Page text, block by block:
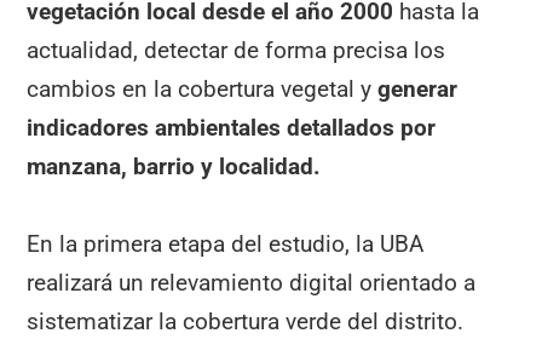
vegetación local desde el año 2000 hasta la
actualidad, detectar de forma precisa los
cambios en la cobertura vegetal ygenerar
indicadores ambientales detallados por
manzana, barrio y localidad.
En la primera etapa del estudio, la UBA
realizará un relevamiento digital orientado a
sistematizar la cobertura verde del distrito.